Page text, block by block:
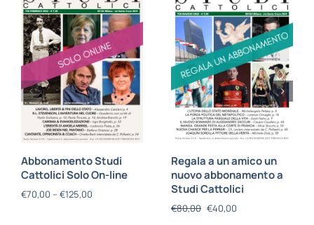
Abbonamento Studi
Cattolici Solo On-line
€70,00 – €125,00
Regala a un amico un
nuovo abbonamento a
Studi Cattolici
€80,00 €40,00